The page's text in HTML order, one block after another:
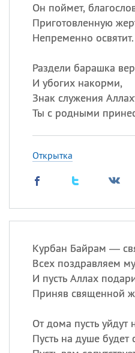
Он поймет,
Приготовленную
Непременно освятит.
Раздели барашка
И убогих накорми,
Знак служения
Ты с родными
Открытка
Курбан Байрам —
Всех поздравляем
И пусть Аллах
Приняв священной
От дома пусть уйдут
Пусть на душе будет